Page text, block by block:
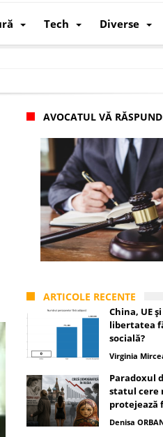
Tech Diverse
fiscalității și poziției
AVOCATUL VĂ
ARTICOLE RECENTE
China, UE
libertatea
socială?
Virginia
Paradoxul
statul cere
protejează
Denisa